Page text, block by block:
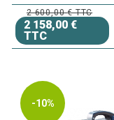
2 600,00 € TTC
2 158,00 €
TTC
-10%